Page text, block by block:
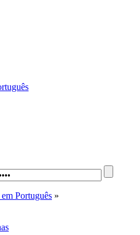
Português »